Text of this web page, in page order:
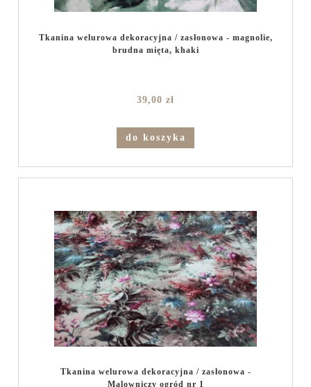
Tkanina welurowa dekoracyjna / zasłonowa - magnolie,
brudna mięta, khaki
39,00 zł
do koszyka
Tkanina welurowa dekoracyjna / zasłonowa -
Malowniczy ogród nr 1